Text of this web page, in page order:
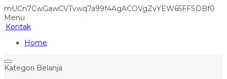
mUCn7CwGawCVTvwq7a99f4AgACOVgZvYEW65FFSDBf0
Menu
Kontak
Home
Kategori Belanja